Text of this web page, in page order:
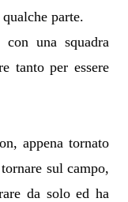
parte.
con una squadra
tanto per essere
appena tornato
sul campo,
da solo ed ha